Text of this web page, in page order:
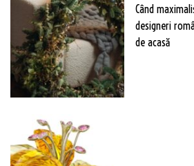
Când
designeri
de acasă